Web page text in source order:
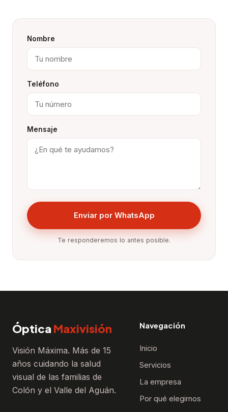
Nombre
Teléfono
Mensaje
Enviar por WhatsApp
Te responderemos lo antes posible.
Óptica Maxivisión
Visión Máxima. Más de 15
años cuidando la salud
visual de las familias de
Colón y el Valle del Aguán.
Navegación
Inicio
Servicios
La empresa
Por qué elegirnos